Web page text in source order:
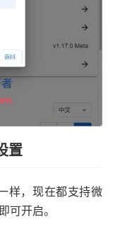
置
样，现在都支持微
可开启。